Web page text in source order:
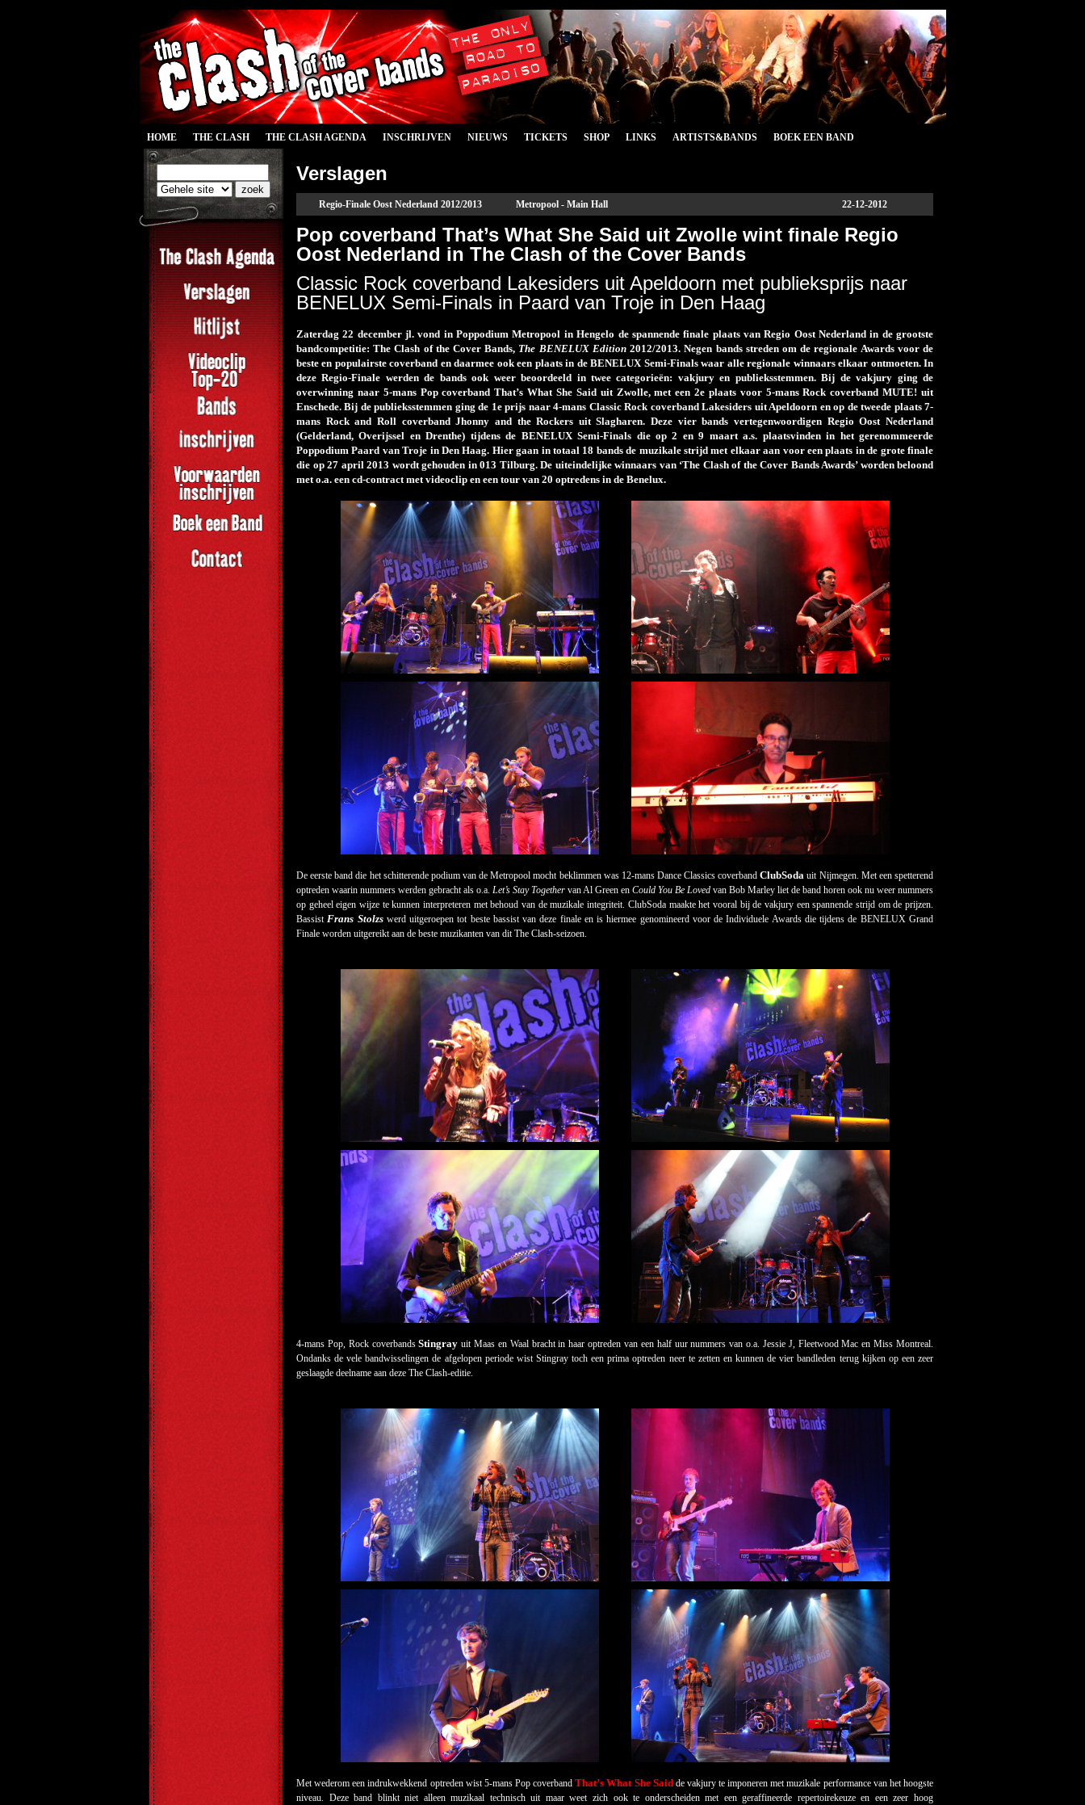
HOME THE CLASH THE CLASH AGENDA INSCHRIJVEN NIEUWS TICKETS SHOP LINKS ARTISTS&BANDS BOEK EEN BAND
Verslagen
Regio-Finale Oost Nederland 2012/2013 Metropool - Main Hall 22-12-2012
Pop coverband That’s What She Said uit Zwolle wint finale Regio
Oost Nederland in The Clash of the Cover Bands
Classic Rock coverband Lakesiders uit Apeldoorn met publieksprijs naar
BENELUX Semi-Finals in Paard van Troje in Den Haag
Zaterdag 22 december jl. vond in Poppodium Metropool in Hengelo de spannende finale plaats van Regio Oost Nederland in de grootste
bandcompetitie: The Clash of the Cover Bands, The BENELUX Edition2012/2013. Negen bands streden om de regionale Awards voor de
beste en populairste coverband en daarmee ook een plaats in de BENELUX Semi-Finals waar alle regionale winnaars elkaar ontmoeten. In
deze Regio-Finale werden de bands ook weer beoordeeld in twee categorieën: vakjury en publieksstemmen. Bij de vakjury ging de
overwinning naar 5-mans Pop coverband That’s What She Said uit Zwolle, met een 2e plaats voor 5-mans Rock coverband MUTE! uit
Enschede. Bij de publieksstemmen ging de 1eprijs naar 4-mans Classic Rock coverband Lakesiders uit Apeldoorn en op de tweede plaats 7-
mans Rock and Roll coverband Jhonny and the Rockers uit Slagharen. Deze vier bands vertegenwoordigen Regio Oost Nederland
(Gelderland, Overijssel en Drenthe) tijdens de BENELUX Semi-Finals die op 2 en 9 maart a.s. plaatsvinden in het gerenommeerde
Poppodium Paard van Troje in Den Haag. Hier gaan in totaal 18 bands de muzikale strijd met elkaar aan voor een plaats in de grote finale
die op 27 april 2013 wordt gehouden in 013 Tilburg. De uiteindelijke winnaars van ‘The Clash of the Cover Bands Awards’ worden beloond
met o.a. een cd-contract met videoclip en een tour van 20 optredens in de Benelux.
De eerste band die het schitterende podium van de Metropool mocht beklimmen was 12-mans Dance Classics coverbandClubSoda uit Nijmegen. Met een spetterend
optreden waarin nummers werden gebracht als o.a. Let’s Stay Together van Al Green en Could You Be Loved van Bob Marley liet de band horen ook nu weer nummers
op geheel eigen wijze te kunnen interpreteren met behoud van de muzikale integriteit. ClubSoda maakte het vooral bij de vakjury een spannende strijd om de prijzen.
BassistFrans Stolzswerd uitgeroepen tot beste bassist van deze finale en is hiermee genomineerd voor de Individuele Awards die tijdens de BENELUX Grand
Finale worden uitgereikt aan de beste muzikanten van dit The Clash-seizoen.
4-mans Pop, Rock coverbandsStingray uit Maas en Waal bracht in haar optreden van een half uur nummers van o.a. Jessie J, Fleetwood Mac en Miss Montreal.
Ondanks de vele bandwisselingen de afgelopen periode wist Stingray toch een prima optreden neer te zetten en kunnen de vier bandleden terug kijken op een zeer
geslaagde deelname aan deze The Clash-editie.
Met wederom een indrukwekkend optreden wist 5-mans Pop coverbandThat’s What She Saidde vakjury te imponeren met muzikale performance van het hoogste
niveau. Deze band blinkt niet alleen muzikaal technisch uit maar weet zich ook te onderscheiden met een geraffineerde repertoirekeuze en een zeer hoog